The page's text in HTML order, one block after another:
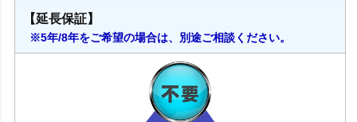
【延長保証】
※5年/8年をご希望の場合は、別途ご相談ください。